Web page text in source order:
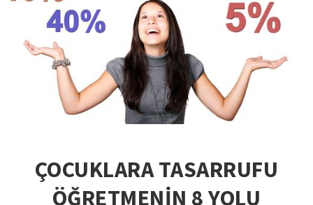
ÇOCUKLARA TASARRUFU
ÖĞRETMENİN 8 YOLU